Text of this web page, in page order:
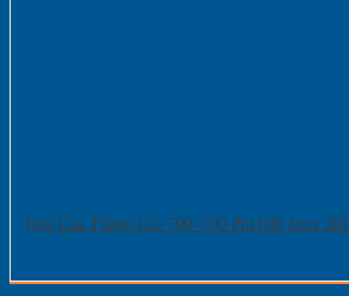
Quả Cầu Thông Gió 700×700 Phi 600 Inox 201